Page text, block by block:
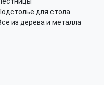
для стола
из дерева и металла